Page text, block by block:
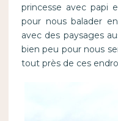
princesse avec papi
pour nous balader
avec des paysages
bien peu pour nous
tout près de ces